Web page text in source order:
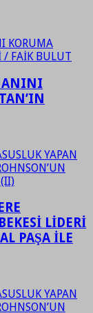
LİDERİ
PAŞA İLE